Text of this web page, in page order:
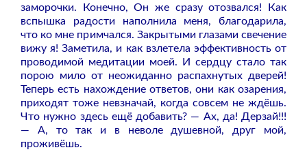
заморочки. Конечно, Он же сразу отозвался! Как
вспышка радости наполнила меня, благодарила,
что ко мне примчался. Закрытыми глазами свечение
вижу я! Заметила, и как взлетела эффективность от
проводимой медитации моей. И сердцу стало так
порою мило от неожиданно распахнутых дверей!
Теперь есть нахождение ответов, они как озарения,
приходят тоже невзначай, когда совсем не ждёшь.
Что нужно здесь ещё добавить? — Ах, да! Дерзай!!!
— А, то так и в неволе душевной, друг мой,
проживёшь.